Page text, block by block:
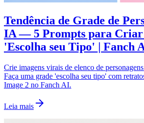
Tendência de Grade de
IA — 5 Prompts para Criar
'Escolha seu Tipo' | Fanch
Crie imagens virais de elenco de
Faça uma grade 'escolha seu tipo' com
Image 2 no Fanch AI.
Leia mais